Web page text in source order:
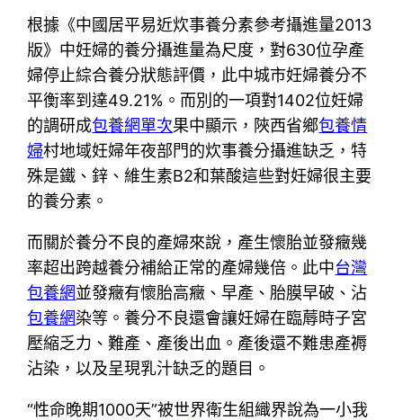
根據《中國居平易近炊事養分素參考攝進量2013
版》中妊婦的養分攝進量為尺度，對630位孕產
婦停止綜合養分狀態評價，此中城市妊婦養分不
平衡率到達49.21%。而別的一項對1402位妊婦
的調研成包養網單次果中顯示，陜西省鄉包養情
婦村地域妊婦年夜部門的炊事養分攝進缺乏，特
殊是鐵、鋅、維生素B2和葉酸這些對妊婦很主要
的養分素。
而關於養分不良的產婦來說，產生懷胎並發癥幾
率超出跨越養分補給正常的產婦幾倍。此中台灣
包養網並發癥有懷胎高癥、早產、胎膜早破、沾
包養網染等。養分不良還會讓妊婦在臨蓐時子宮
壓縮乏力、難產、產後出血。產後還不難患產褥
沾染，以及呈現乳汁缺乏的題目。
“性命晚期1000天”被世界衛生組織界說為一小我